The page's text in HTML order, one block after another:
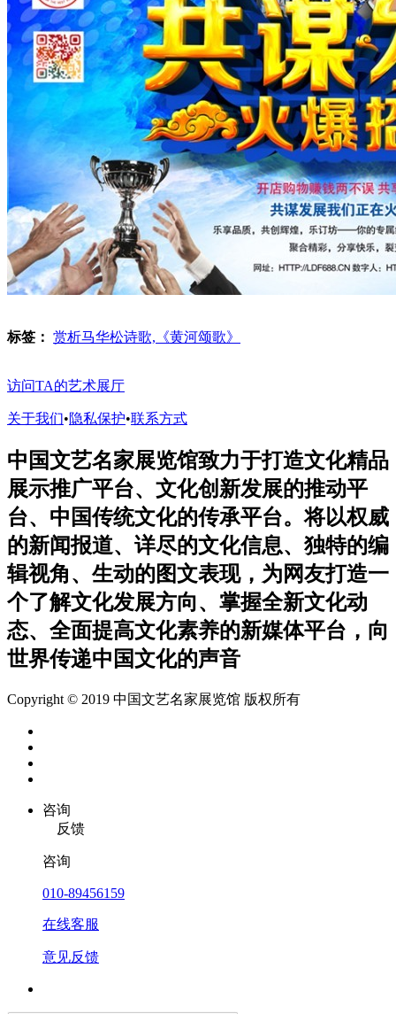
标签： 赏析马华松诗歌,《黄河颂歌》
访问TA的艺术展厅
关于我们•隐私保护•联系方式
中国文艺名家展览馆致力于打造文化精品
展示推广平台、文化创新发展的推动平
台、中国传统文化的传承平台。将以权威
的新闻报道、详尽的文化信息、独特的编
辑视角、生动的图文表现，为网友打造一
个了解文化发展方向、掌握全新文化动
态、全面提高文化素养的新媒体平台，向
世界传递中国文化的声音
Copyright © 2019 中国文艺名家展览馆 版权所有
咨询
反馈
咨询
010-89456159
在线客服
意见反馈